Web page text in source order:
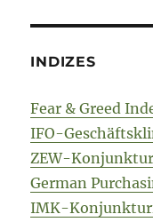
INDIZES
Fear & Greed
IFO-
ZEW-
German
IMK-